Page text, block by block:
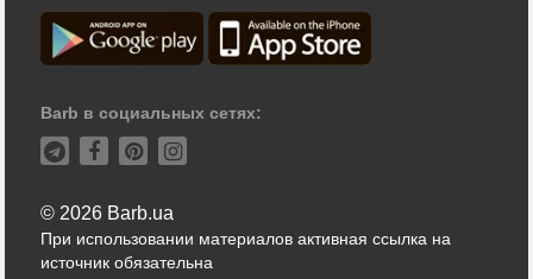
Barb в социальных сетях:
© 2026 Barb.ua
При использовании материалов активная ссылка на
источник обязательна